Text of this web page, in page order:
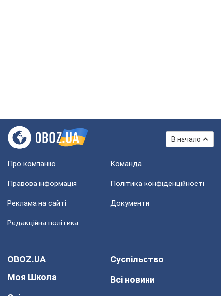
В начало
Про компанію Команда
Правова інформація Політика конфіденційності
Реклама на сайті Документи
Редакційна політика
OBOZ.UA
Моя Школа
Суспільство
Всі новини